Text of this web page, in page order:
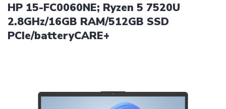
HP 15-FC0060NE; Ryzen 5 7520U
2.8GHz/16GB RAM/512GB SSD
PCIe/batteryCARE+